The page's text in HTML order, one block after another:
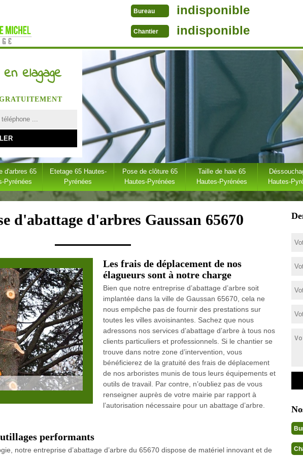
Bureau indisponible
Chantier indisponible
elagage
d'arbres 65
Pyrénées
Etetage 65 Hautes-
Pyrénées
Pose de clôture 65
Hautes-Pyrénées
Taille de haie 65
Hautes-Pyrénées
Hautes-
d'abattage d'arbres Gaussan 65670
Les frais de déplacement de nos
élagueurs sont à notre charge
Bien que notre entreprise d’abattage d’arbre soit
implantée dans la ville de Gaussan 65670, cela ne
nous empêche pas de fournir des prestations sur
toutes les villes avoisinantes. Sachez que nous
adressons nos services d’abattage d’arbre à tous nos
clients particuliers et professionnels. Si le chantier se
trouve dans notre zone d’intervention, vous
bénéficierez de la gratuité des frais de déplacement
de nos arboristes munis de tous leurs équipements et
outils de travail. Par contre, n’oubliez pas de vous
renseigner auprès de votre mairie par rapport à
l’autorisation nécessaire pour un abattage d’arbre.
performants
notre entreprise d’abattage d’arbre du 65670 dispose de matériel innovant et de